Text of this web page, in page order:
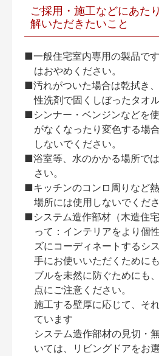
ご採用・施工などにあた
解いただきたいこと
■一般住宅室内専用の製品で
はおやめください。
■汚れがついた場合は乾拭き
性洗剤で固くしぼったタオ
■シンナー・ベンジンなどを
がなくなったり変色する場
しないでください。
■浴室等、水のかかる場所で
さい。
■キッチンのコンロ周りなど
場所には使用しないでくださ
■システム造作部材（木造住
って：インテリアをより個
ズにコーディネートするシ
手にお使いいただくために
ブルを未然に防ぐためにも
点にご注意ください。
施工する壁厚に応じて、そ
ています
システム造作部材の見切・
いては、リビングドアをお